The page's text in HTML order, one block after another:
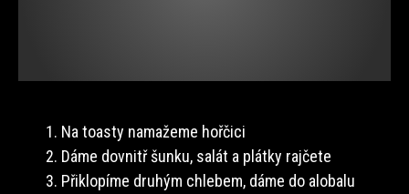
1. Na toasty namažeme hořčici
2. Dáme dovnitř šunku, salát a plátky rajčete
3. Přiklopíme druhým chlebem, dáme do alobalu